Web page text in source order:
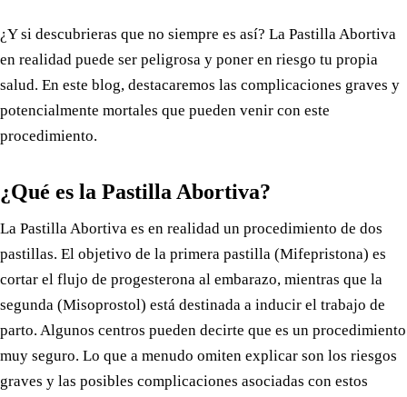
¿Y si descubrieras que no siempre es así? La Pastilla Abortiva
en realidad puede ser peligrosa y poner en riesgo tu propia
salud. En este blog, destacaremos las complicaciones graves y
potencialmente mortales que pueden venir con este
procedimiento.
¿Qué es la Pastilla Abortiva?
La Pastilla Abortiva es en realidad un procedimiento de dos
pastillas. El objetivo de la primera pastilla (Mifepristona) es
cortar el flujo de progesterona al embarazo, mientras que la
segunda (Misoprostol) está destinada a inducir el trabajo de
parto. Algunos centros pueden decirte que es un procedimiento
muy seguro. Lo que a menudo omiten explicar son los riesgos
graves y las posibles complicaciones asociadas con estos